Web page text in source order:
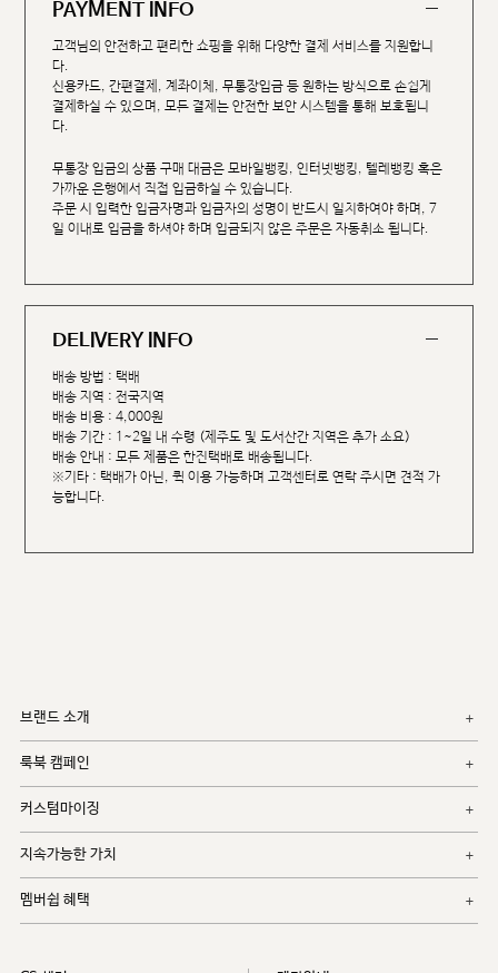
PAYMENT INFO
고객님의 안전하고 편리한 쇼핑을 위해 다양한 결제 서비스를 지원합니
다.
신용카드, 간편결제, 계좌이체, 무통장입금 등 원하는 방식으로 손쉽게
결제하실 수 있으며, 모든 결제는 안전한 보안 시스템을 통해 보호됩니
다.
무통장 입금의 상품 구매 대금은 모바일뱅킹, 인터넷뱅킹, 텔레뱅킹 혹은
가까운 은행에서 직접 입금하실 수 있습니다.
주문 시 입력한 입금자명과 입금자의 성명이 반드시 일치하여야 하며, 7
일 이내로 입금을 하셔야 하며 입금되지 않은 주문은 자동취소 됩니다.
DELIVERY INFO
배송 방법 : 택배
배송 지역 : 전국지역
배송 비용 : 4,000원
배송 기간 : 1~2일 내 수령 (제주도 및 도서산간 지역은 추가 소요)
배송 안내 : 모든 제품은 한진택배로 배송됩니다.
※기타 : 택배가 아닌, 퀵 이용 가능하며 고객센터로 연락 주시면 견적 가
능합니다.
브랜드 소개
룩북 캠페인
커스텀마이징
지속가능한 가치
멤버쉽 혜택